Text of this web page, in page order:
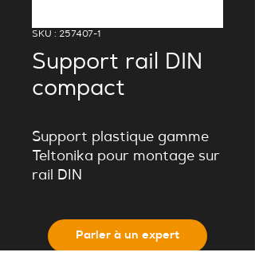
SKU : 257407-1
Support rail DIN
compact
Support plastique gamme
Teltonika pour montage sur
rail DIN
Parler à un expert